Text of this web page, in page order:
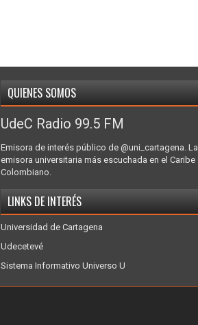
QUIENES SOMOS
UdeC Radio 99.5 FM
Emisora de interés público de @uni_cartagena. La
emisora universitaria más escuchada en el Caribe
Colombiano.
LINKS DE INTERÉS
Universidad de Cartagena
Udecetevé
Sistema Informativo Universo U